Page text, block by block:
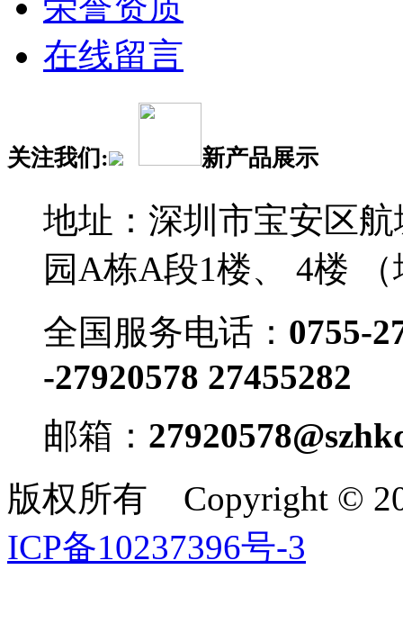
在线留言
关注我们: 新产品展示
地址：深圳市宝安区
园A栋A段1楼、 4楼
全国服务电话： 0755-
-27920578 27455282
邮箱：
版权所有 Copyright ©
ICP备10237396号-3